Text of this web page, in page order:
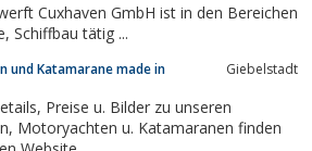
Cuxhaven GmbH ist in den Bereichen
Bootsbau, Yachtservice, Schiffbau tätig ...
und Katamarane made in
Giebelstadt
unseren